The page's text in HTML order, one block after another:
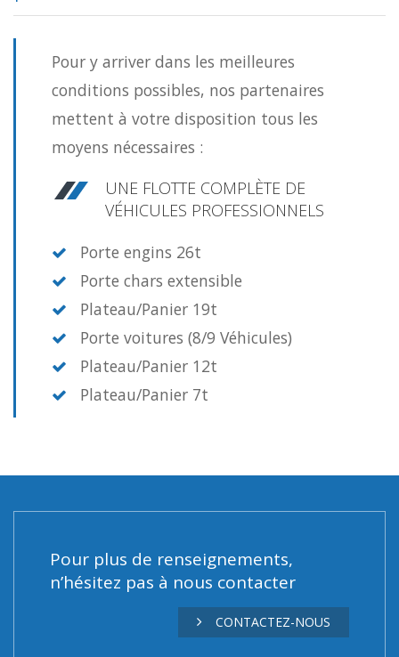
Pour y arriver dans les meilleures
conditions possibles, nos partenaires
mettent à votre disposition tous les
moyens nécessaires :
UNE FLOTTE COMPLÈTE DE
VÉHICULES PROFESSIONNELS
Porte engins 26t
Porte chars extensible
Plateau/Panier 19t
Porte voitures (8/9 Véhicules)
Plateau/Panier 12t
Plateau/Panier 7t
Pour plus de renseignements,
n’hésitez pas à nous contacter
CONTACTEZ-NOUS